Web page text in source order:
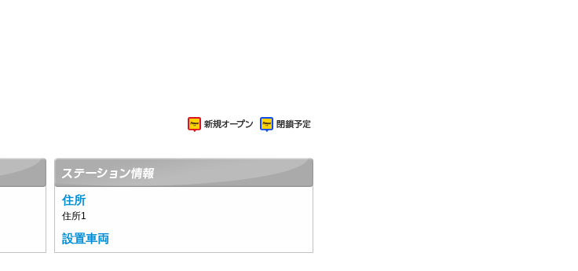
住所
住所1
設置車両